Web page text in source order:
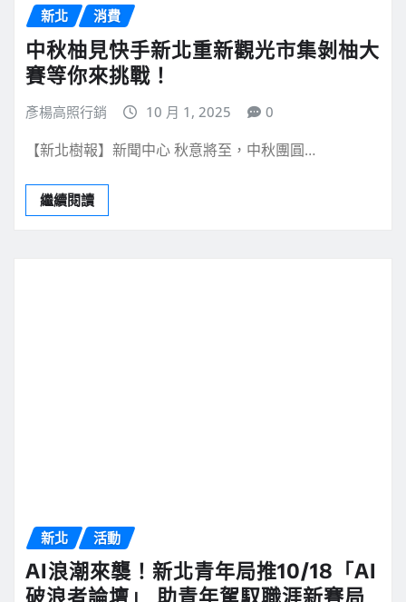
新北 消費
中秋柚見快手新北重新觀光市集剝柚大
賽等你來挑戰！
彥楊高照行銷 10 月 1, 2025 0
【新北樹報】新聞中心 秋意將至，中秋團圓…
繼續閱讀
新北 活動
AI浪潮來襲！新北青年局推10/18「AI
破浪者論壇」 助青年駕馭職涯新賽局